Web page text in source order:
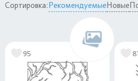
Сортировка:РекомендуемыеНовые
95 81